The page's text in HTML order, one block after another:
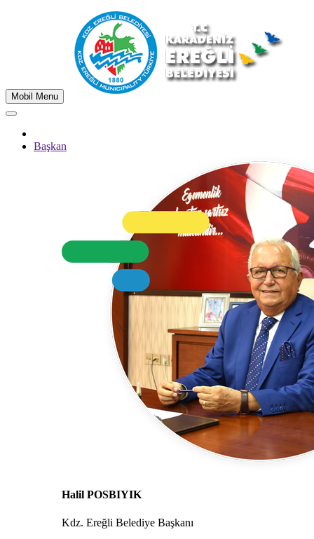
Mobil Menu
Başkan
Halil POSBIYIK
Kdz. Ereğli Belediye Başkanı